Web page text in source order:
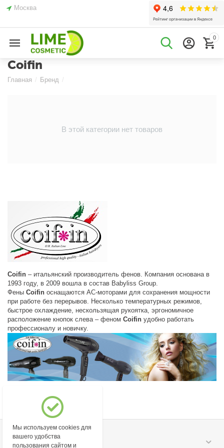
Москва
0
Coifin
Главная / Бренд /
Coifin – итальянский производитель фенов. Компания основана в
1993 году, в 2009 вошла в состав Babyliss Group.
ФеныCoifin оснащаются АС-моторами для сохранения мощности
при работе без перерывов. Несколько температурных режимов,
быстрое охлаждение, нескользящая рукоятка, эргономичное
расположение кнопок слева – феномCoifin удобно работать
профессионалу и новичку.
В этой категории нет товаров
Моя учетная запись
Мы используем cookies для
вашего удобства
пользования сайтом и